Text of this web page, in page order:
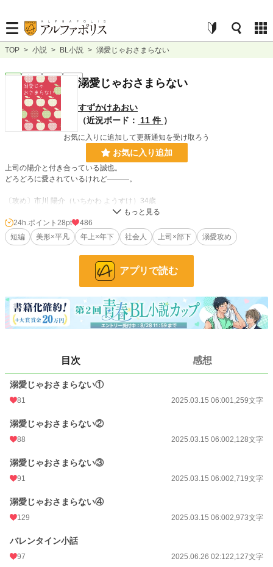
TOP > 小説 > BL小説 > 溺愛じゃおさまらない
完結 短編 溺愛じゃおさまらない
すずかけあおい
（近況ボード：
11 件 ）
お気に入りに追加して更新通知を受け取ろう
お気に入り追加
上司の陽介と付き合っている誠也。
どろどろに愛されているけれど―――。
〔攻め〕市川 陽介（いちかわ ようすけ）34歳
〔受け〕大野 誠也（おおの せいや）26歳
小説 23,003 位 / 228,897 件
5,926 位 / 31,450 件
24h.ポイント 28 pt
文字数 11,206
2025.03.15 06:00
初回完結日時 2025.03.15 06:00
月間ポイント 602 pt (31,703 位)
累計ポイント
24h.ポイント 28pt
486
短編
美形×平凡 年上×年下 社会人 上司×部下 溺愛攻め
アプリで読む
目次 感想
溺愛じゃおさまらない①
81 2025.03.15 06:001,259文字
溺愛じゃおさまらない②
88 2025.03.15 06:002,128文字
溺愛じゃおさまらない③
91 2025.03.15 06:002,719文字
溺愛じゃおさまらない④
129 2025.03.15 06:002,973文字
バレンタイン小話
97 2025.06.26 02:122,127文字